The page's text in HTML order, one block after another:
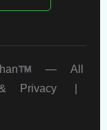
— All
Privacy
|